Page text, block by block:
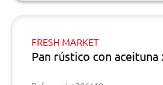
FRESH MARKET
Pan rústico con aceituna